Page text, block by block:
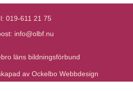
019-611 21 75
info@olbf.nu
läns bildningsförbund
av Ockelbo Webbdesign